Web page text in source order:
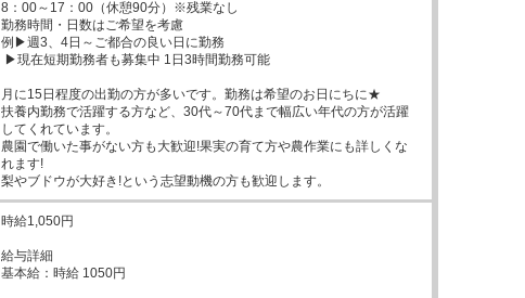
8：00～17：00（休憩90分）※残業なし
勤務時間・日数はご希望を考慮
例▶週3、4日～ご都合の良い日に勤務
月に15日程度の出勤の方が多いです。勤務は希望のお日にちに★
扶養内勤務で活躍する方など、30代～70代まで幅広い年代の方が活躍
してくれています。
農園で働いた事がない方も大歓迎!果実の育て方や農作業にも詳しくな
れます!
梨やブドウが大好き!という志望動機の方も歓迎します。
時給1,050円
給与詳細
基本給：時給 1050円